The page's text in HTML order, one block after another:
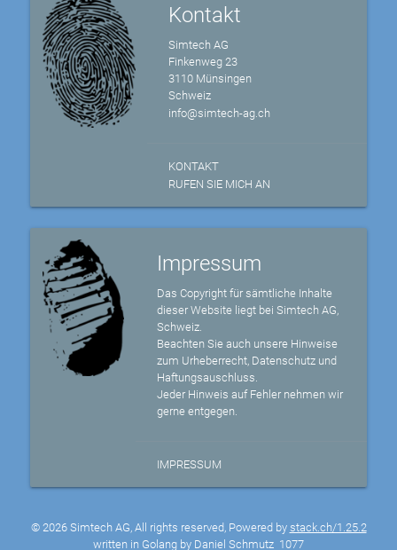
Kontakt
Simtech AG
Finkenweg 23
3110 Münsingen
Schweiz
info@simtech-ag.ch
KONTAKT
RUFEN SIE MICH AN
Impressum
Das Copyright für sämtliche Inhalte
dieser Website liegt bei Simtech AG,
Schweiz.
Beachten Sie auch unsere Hinweise
zum Urheberrecht, Datenschutz und
Haftungsauschluss.
Jeder Hinweis auf Fehler nehmen wir
gerne entgegen.
IMPRESSUM
© 2026 Simtech AG, All rights reserved, Powered by stack.ch/1.25.2
written in Golang by Daniel Schmutz 1077